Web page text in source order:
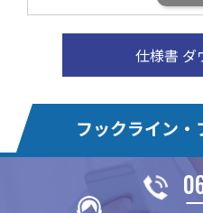
仕様書 ダ
フックライン・
フックライン